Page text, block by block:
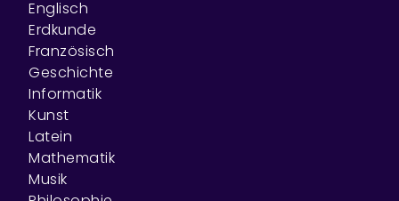
Englisch
Erdkunde
Französisch
Geschichte
Informatik
Kunst
Latein
Mathematik
Musik